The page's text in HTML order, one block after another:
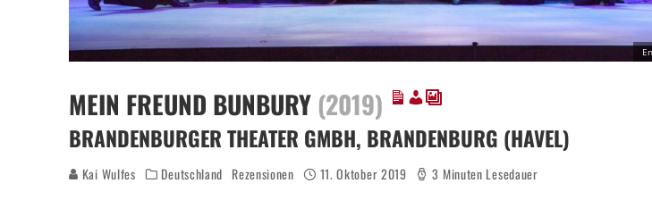
MEIN FREUND BUNBURY (2019)
BRANDENBURGER THEATER GMBH, BRANDENBURG (HAVEL)
Kai Wulfes Deutschland Rezensionen 11. Oktober 2019 3 Minuten Lesedauer